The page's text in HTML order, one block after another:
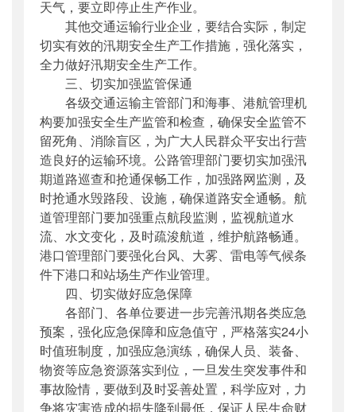
天气，要立即停止生产作业。
其他交通运输行业企业，要结合实际，制定
切实有效的汛期安全生产工作措施，强化落实，
全力做好汛期安全生产工作。
三、切实加强监管保通
各级交通运输主管部门和海事、港航管理机
构要加强安全生产监管和检查，确保安全监管不
留死角、消除盲区，为广大人民群众平安出行营
造良好的运输环境。公路管理部门要切实加强汛
期道路巡查和抢通保畅工作，加强路网监测，及
时抢通水毁路段、设施，确保道路安全通畅。航
道管理部门要加强重点航段监测，监视航道水
流、水文变化，及时疏浚航道，维护航路畅通。
港口管理部门要强化台风、大雾、雷电等气候条
件下港口和站场生产作业管理。
四、切实做好应急保障
各部门、各单位要进一步完善汛期各类应急
预案，强化应急保障和应急值守，严格落实24小
时值班制度，加强应急演练，确保人员、装备、
物资等应急资源落实到位，一旦发生突发事件和
事故险情，要做到及时妥善处置，科学应对，力
争将灾害造成的损失降到最低，保证人民生命财